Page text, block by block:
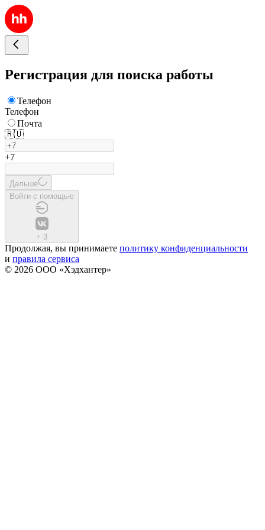
Регистрация для поиска работы
Телефон
Телефон
Почта
🇷🇺
+7
Дальше
Войти с помощью
+ 3
Продолжая, вы принимаете политику конфиденциальности
и правила сервиса
© 2026 ООО «Хэдхантер»